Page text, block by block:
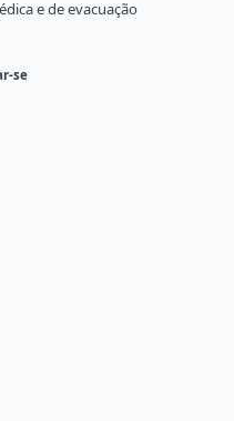
e de evacuação
se